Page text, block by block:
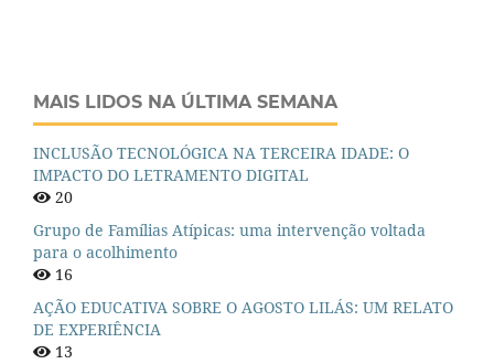
MAIS LIDOS NA ÚLTIMA SEMANA
INCLUSÃO TECNOLÓGICA NA TERCEIRA IDADE: O
IMPACTO DO LETRAMENTO DIGITAL
20
Grupo de Famílias Atípicas: uma intervenção voltada
para o acolhimento
16
AÇÃO EDUCATIVA SOBRE O AGOSTO LILÁS: UM RELATO
DE EXPERIÊNCIA
13